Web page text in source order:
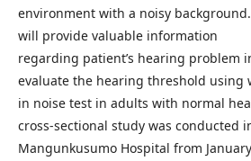
environment with a noisy
will provide valuable information
regarding patient’s hearing problem
evaluate the hearing threshold using
in noise test in adults with normal
cross-sectional study was conducted
Mangunkusumo Hospital from